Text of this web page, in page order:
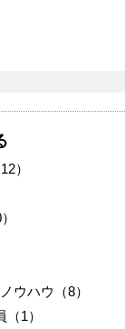
）
ウハウ（8）
1）